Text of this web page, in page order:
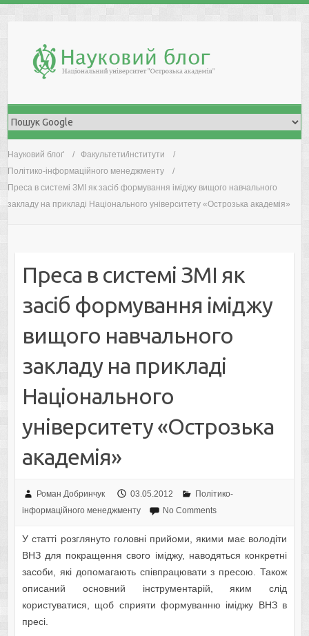
Науковий блоґ
Факультети/інститути
Політико-інформаційного менеджменту
Преса в системі ЗМІ як засіб формування іміджу вищого навчального
закладу на прикладі Національного університету «Острозька академія»
Преса в системі ЗМІ як
засіб формування іміджу
вищого навчального
закладу на прикладі
Національного
університету «Острозька
академія»
Роман Добринчук 03.05.2012
Політико-
інформаційного менеджменту
No Comments
У статті розглянуто головні прийоми, якими має володіти
ВНЗ для покращення свого іміджу, наводяться конкретні
засоби, які допомагають співпрацювати з пресою. Також
описаний основний інструментарій, яким слід
користуватися, щоб сприяти формуванню іміджу ВНЗ в
пресі.